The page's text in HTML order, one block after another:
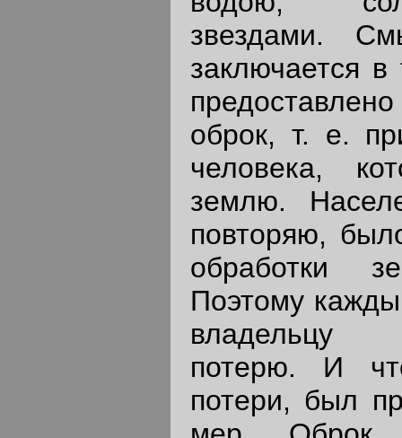
звездами.
заключается
оброк, т. е.
человека,
землю.
повторяю,
обработки
Поэтому
владельцу
потерю. И
потери, был